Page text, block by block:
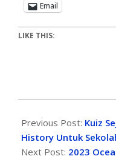
Email
LIKE THIS:
Previous Post: Kuiz
History Untuk
Next Post: 2023